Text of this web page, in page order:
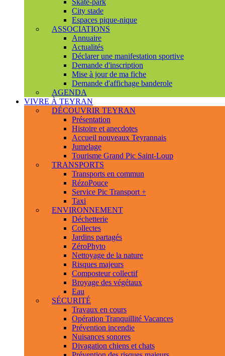
Skate-park
City stade
Espaces pique-nique
ASSOCIATIONS
Annuaire
Actualités
Déclarer une manifestation sportive
Demande d'inscription
Mise à jour de ma fiche
Demande d'affichage banderole
AGENDA
VIVRE À TEYRAN
DÉCOUVRIR TEYRAN
Présentation
Histoire et anecdotes
Accueil nouveaux Teyrannais
Jumelage
Tourisme Grand Pic Saint-Loup
TRANSPORTS
Transports en commun
RézoPouce
Service Pic Transport +
Taxi
ENVIRONNEMENT
Déchetterie
Collectes
Jardins partagés
ZéroPhyto
Nettoyage de la nature
Risques majeurs
Composteur collectif
Broyage des végétaux
Eau
SÉCURITÉ
Travaux en cours
Opération Tranquillité Vacances
Prévention incendie
Nuisances sonores
Divagation chiens et chats